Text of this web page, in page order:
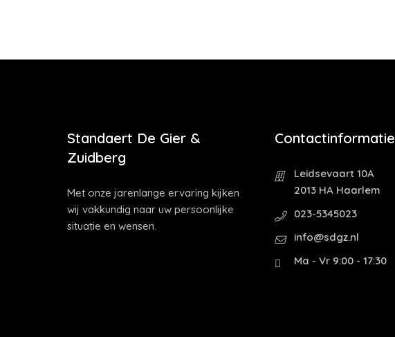
Standaert De Gier &
Zuidberg
Met onze jarenlange ervaring kijken
wij vakkundig naar uw persoonlijke
situatie en wensen.
Contactinformatie
Leidsevaart 10A
2013 HA Haarlem
023-5345023
info@sdgz.nl
Ma - Vr 9:00 - 17:30